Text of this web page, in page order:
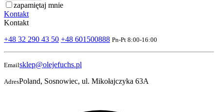
zapamiętaj mnie
Kontakt
Kontakt
+48 32 290 43 50 +48 601500888 Pn-Pt 8:00-16:00
Emailsklep@olejefuchs.pl
AdresPoland, Sosnowiec, ul. Mikołajczyka 63A